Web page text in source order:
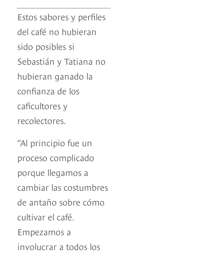
Estos sabores y perfiles
del café no hubieran
sido posibles si
Sebastián y Tatiana no
hubieran ganado la
confianza de los
caficultores y
recolectores.
“Al principio fue un
proceso complicado
porque llegamos a
cambiar las costumbres
de antaño sobre cómo
cultivar el café.
Empezamos a
involucrar a todos los